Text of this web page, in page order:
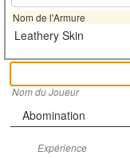
Nom de l'Armure
Leathery Skin
Nom du Joueur
Abomination
Expérience